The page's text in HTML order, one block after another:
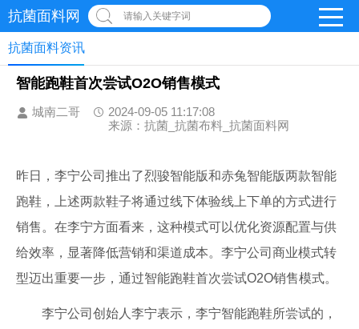
抗菌面料网 请输入关键字词
抗菌面料资讯
智能跑鞋首次尝试O2O销售模式
城南二哥
2024-09-05 11:17:08
来源：抗菌_抗菌布料_抗菌面料网
昨日，李宁公司推出了烈骏智能版和赤兔智能版两款智能
跑鞋，上述两款鞋子将通过线下体验线上下单的方式进行
销售。在李宁方面看来，这种模式可以优化资源配置与供
给效率，显著降低营销和渠道成本。李宁公司商业模式转
型迈出重要一步，通过智能跑鞋首次尝试O2O销售模式。
李宁公司创始人李宁表示，李宁智能跑鞋所尝试的，